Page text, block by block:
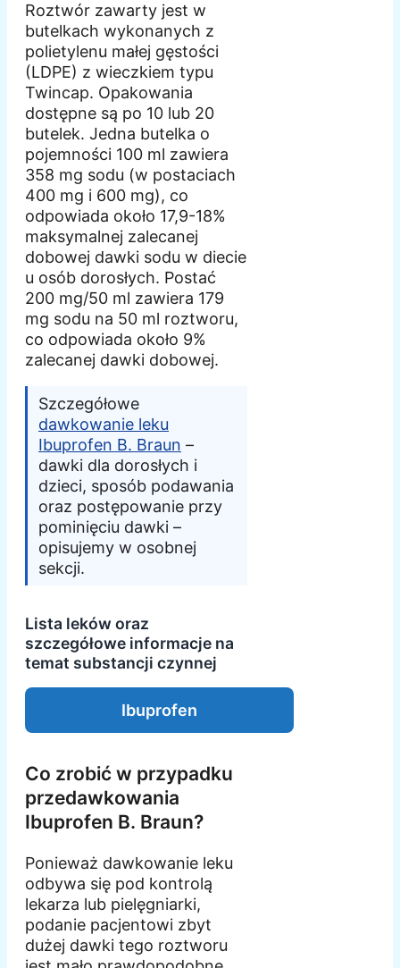
Roztwór zawarty jest w
butelkach wykonanych z
polietylenu małej gęstości
(LDPE) z wieczkiem typu
Twincap. Opakowania
dostępne są po 10 lub 20
butelek. Jedna butelka o
pojemności 100 ml zawiera
358 mg sodu (w postaciach
400 mg i 600 mg), co
odpowiada około 17,9-18%
maksymalnej zalecanej
dobowej dawki sodu w diecie
u osób dorosłych. Postać
200 mg/50 ml zawiera 179
mg sodu na 50 ml roztworu,
co odpowiada około 9%
zalecanej dawki dobowej.
Szczegółowe
dawkowanie leku
Ibuprofen B. Braun –
dawki dla dorosłych i
dzieci, sposób podawania
oraz postępowanie przy
pominięciu dawki –
opisujemy w osobnej
sekcji.
Lista leków oraz
szczegółowe informacje na
temat substancji czynnej
Ibuprofen
Co zrobić w przypadku
przedawkowania
Ibuprofen B. Braun?
Ponieważ dawkowanie leku
odbywa się pod kontrolą
lekarza lub pielęgniarki,
podanie pacjentowi zbyt
dużej dawki tego roztworu